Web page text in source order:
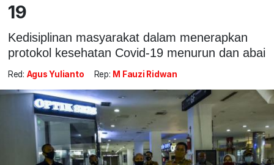
19
Kedisiplinan masyarakat dalam menerapkan
protokol kesehatan Covid-19 menurun dan abai
Red: Agus Yulianto Rep: M Fauzi Ridwan